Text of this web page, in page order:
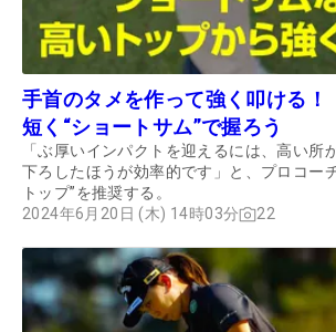
手首のタメを作って強く叩ける
短く“ショートサム”で握ろう
「ぶ厚いインパクトを迎えるには、高い所
下ろしたほうが効率的です」と、プロコー
トップ”を推奨する。
2024年6月20日 (木) 14時03分
22